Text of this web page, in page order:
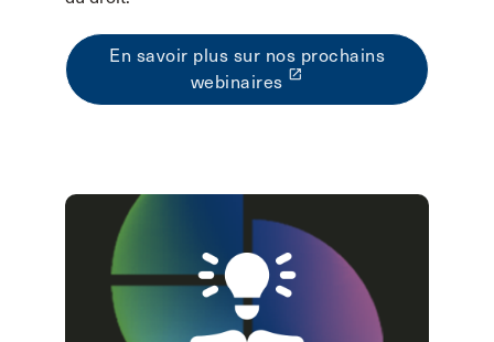
En savoir plus sur nos prochains
webinaires launch